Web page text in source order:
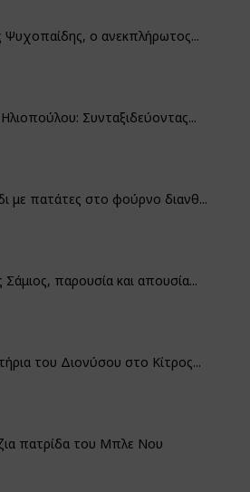
Ψυχοπαίδης, ο ανεκπλήρωτος...
Ηλιοπούλου: Συνταξιδεύοντας...
με πατάτες στο φούρνο διανθ...
Σάμιος, παρουσία και απουσία...
του Διονύσου στο Κίτρος...
πατρίδα του Μπλε Νου